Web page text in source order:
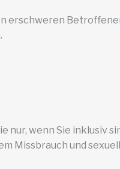
erschweren
wenn Sie inklusiv
Missbrauch und